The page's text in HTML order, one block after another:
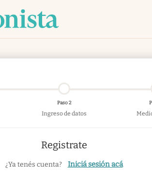
Paso 2
Ingreso de datos
Registrate
¿Ya tenés cuenta? Iniciá sesión acá